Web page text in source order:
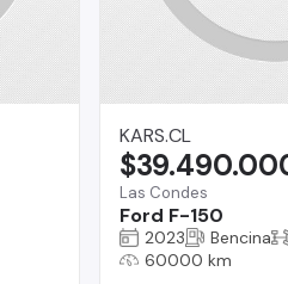
KARS.CL
Las Condes
Ford F-150
2023 Bencina
60000 km